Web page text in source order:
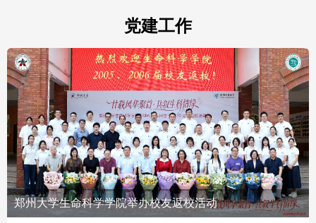
党建工作
郑州大学生命科学学院举办校友返校活动